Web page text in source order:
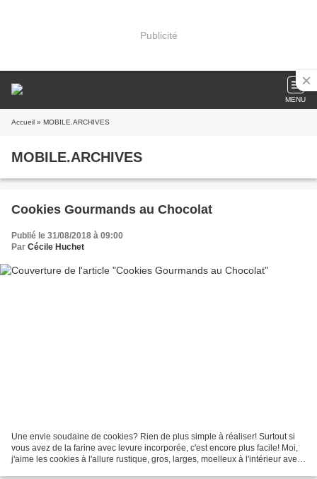
Publicité
MENU
Accueil » MOBILE.ARCHIVES
MOBILE.ARCHIVES
Cookies Gourmands au Chocolat
Publié le 31/08/2018 à 09:00
Par Cécile Huchet
Une envie soudaine de cookies? Rien de plus simple à réaliser! Surtout si
vous avez de la farine avec levure incorporée, c'est encore plus facile! Moi,
j'aime les cookies à l'allure rustique, gros, larges, moelleux à l'intérieur avec